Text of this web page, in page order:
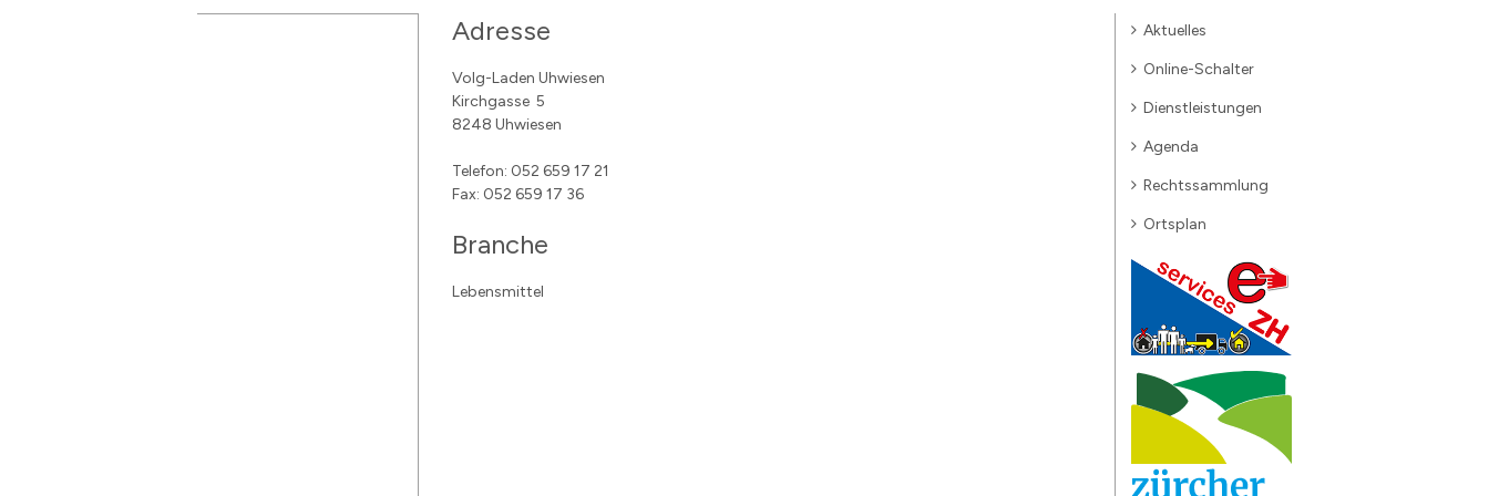
Adresse
Volg-Laden Uhwiesen
Kirchgasse 5
8248 Uhwiesen
Telefon: 052 659 17 21
Fax: 052 659 17 36
Branche
Lebensmittel
Aktuelles
Online-Schalter
Dienstleistungen
Agenda
Rechtssammlung
Ortsplan